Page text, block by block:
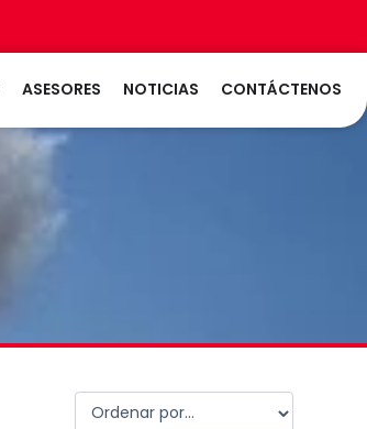
ASESORES NOTICIAS CONTÁCTENOS